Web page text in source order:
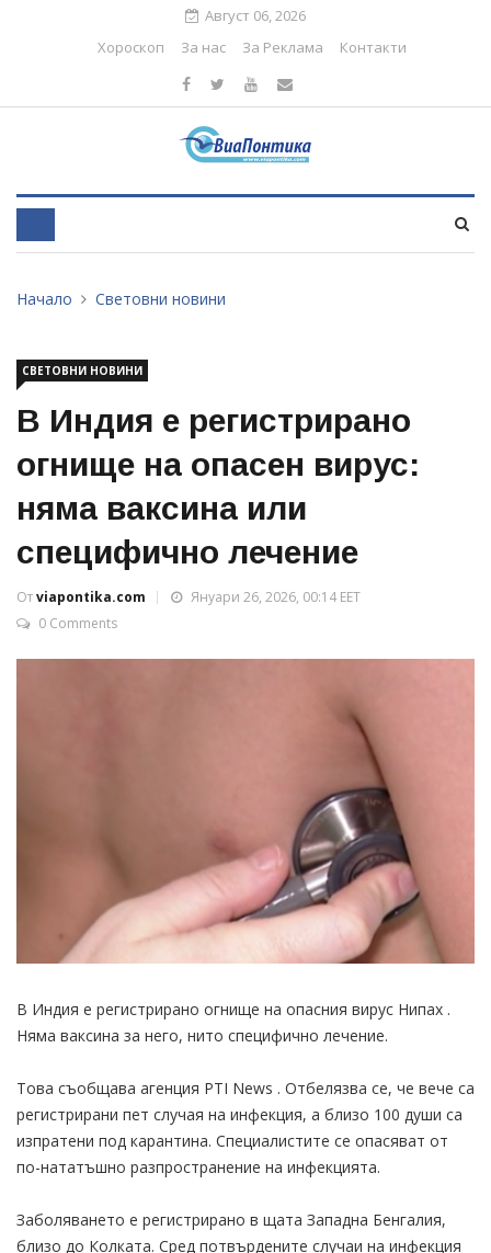
Август 06, 2026
Хороскоп
За нас За Реклама Контакти
Начало Световни новини
СВЕТОВНИ НОВИНИ
В Индия е регистрирано
огнище на опасен вирус:
няма ваксина или
специфично лечение
Отviapontika.com
Януари 26, 2026, 00:14 EET
0 Comments
В Индия е регистрирано огнище на опасния вирус Нипах .
Няма ваксина за него, нито специфично лечение.
Това съобщава агенция PTI News . Отбелязва се, че вече са
регистрирани пет случая на инфекция, а близо 100 души са
изпратени под карантина. Специалистите се опасяват от
по-нататъшно разпространение на инфекцията.
Заболяването е регистрирано в щата Западна Бенгалия,
близо до Колката. Сред потвърдените случаи на инфекция